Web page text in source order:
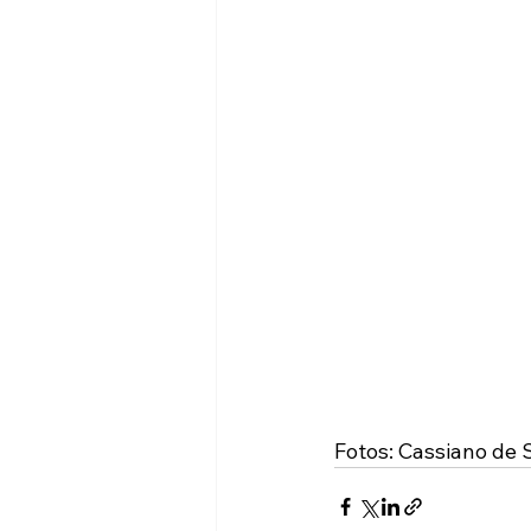
Fotos: Cassiano de